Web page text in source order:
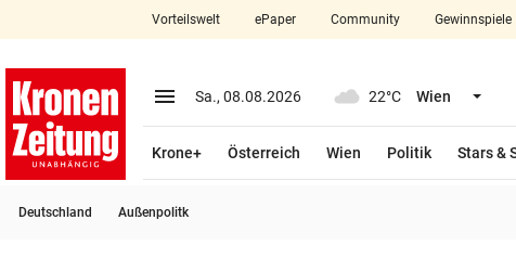
closeSchließen
account_circle Anmelden
arrow_right
Vorteilswelt ePaper Community Gewinnspiele
menu Menü aufklappen
Sa., 08.08.2026 22°C Wien
Krone+ Österreich Wien Politik Stars &
Deutschland Außenpolitk